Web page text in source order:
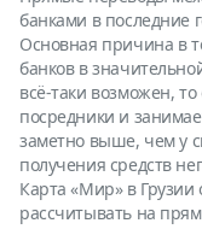
банками в последние
Основная причина в
банков в
всё-таки возможен,
посредники и
заметно выше, чем у
получения средств
Карта «Мир» в
рассчитывать на